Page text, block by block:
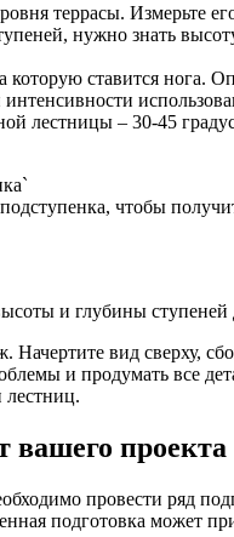
террасы. Измерьте
нужно знать
ставится нога.
лестницы – 30-45
чтобы
и глубины
Начертите вид
и продумать все
лестниц.
вашего проекта
провести ряд
подготовка может